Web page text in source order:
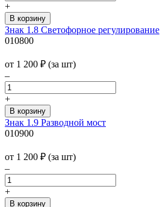
+
Знак 1.8 Светофорное регулирование
010800
от 1 200 ₽ (за шт)
–
+
Знак 1.9 Разводной мост
010900
от 1 200 ₽ (за шт)
–
+